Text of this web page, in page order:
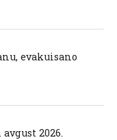
evakuisano
2026.